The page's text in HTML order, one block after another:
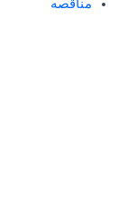
مناقصه